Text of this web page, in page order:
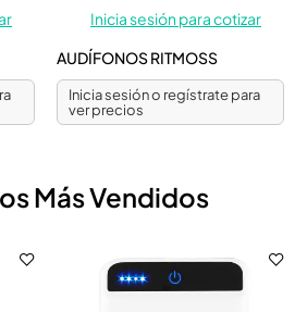
Inicia sesión para cotizar
AUDÍFONOS RITMOSS
Inicia sesión o regístrate para
ver precios
Más Vendidos